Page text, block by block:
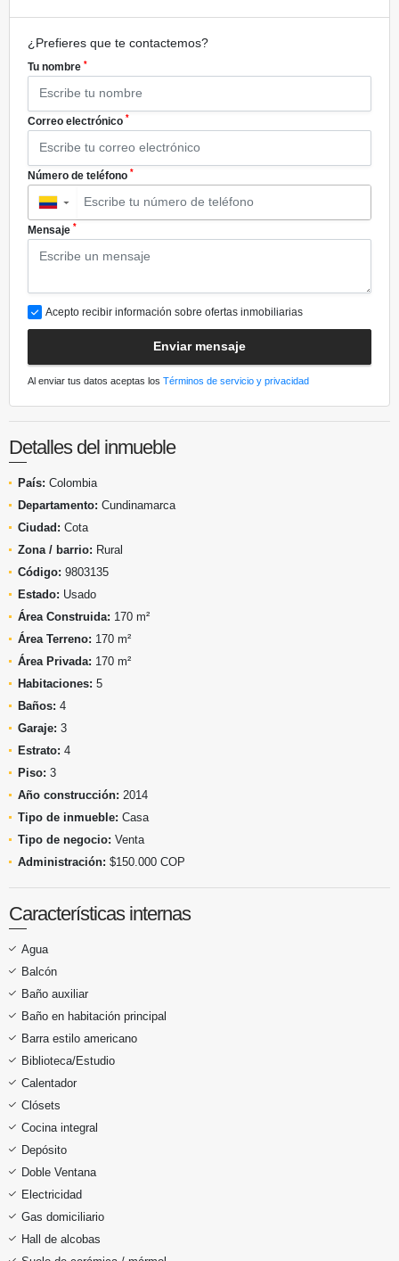
¿Prefieres que te contactemos?
Tu nombre *
Correo electrónico *
Número de teléfono *
▼
Mensaje *
Acepto recibir información sobre ofertas inmobiliarias
Enviar mensaje
Al enviar tus datos aceptas los Términos de servicio y privacidad
Detalles del inmueble
País: Colombia
Departamento: Cundinamarca
Ciudad: Cota
Zona / barrio: Rural
Código: 9803135
Estado: Usado
Área Construida: 170 m²
Área Terreno: 170 m²
Área Privada: 170 m²
Habitaciones: 5
Baños: 4
Garaje: 3
Estrato: 4
Piso: 3
Año construcción: 2014
Tipo de inmueble: Casa
Tipo de negocio: Venta
Administración: $150.000 COP
Características internas
Agua
Balcón
Baño auxiliar
Baño en habitación principal
Barra estilo americano
Biblioteca/Estudio
Calentador
Clósets
Cocina integral
Depósito
Doble Ventana
Electricidad
Gas domiciliario
Hall de alcobas